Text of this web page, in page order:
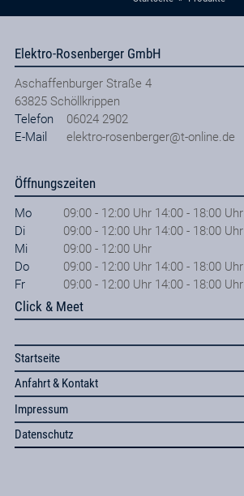
Elektro-Rosenberger GmbH
Aschaffenburger Straße 4
63825 Schöllkrippen
Telefon
06024 2902
E-Mail
elektro-rosenberger@t-online.de
Öffnungszeiten
Mo
09:00 - 12:00 Uhr 14:00 - 18:00 Uhr
Di
09:00 - 12:00 Uhr 14:00 - 18:00 Uhr
Mi
09:00 - 12:00 Uhr
Do
09:00 - 12:00 Uhr 14:00 - 18:00 Uhr
Fr
09:00 - 12:00 Uhr 14:00 - 18:00 Uhr
Click & Meet
Startseite
Anfahrt & Kontakt
Impressum
Datenschutz